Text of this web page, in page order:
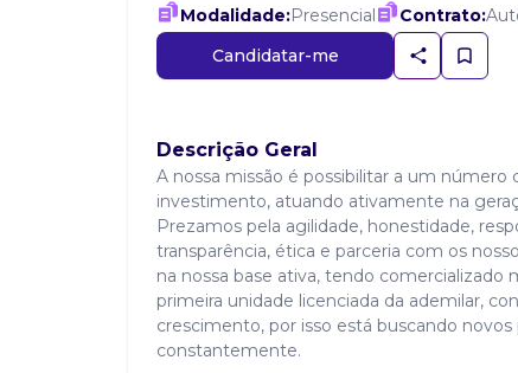
Modalidade:Presencial Contrato:
Candidatar-me
Descrição Geral
A nossa missão é possibilitar a um número
investimento, atuando ativamente na
Prezamos pela agilidade, honestidade,
transparência, ética e parceria com os
na nossa base ativa, tendo comercializado
primeira unidade licenciada da ademilar,
crescimento, por isso está buscando
constantemente.